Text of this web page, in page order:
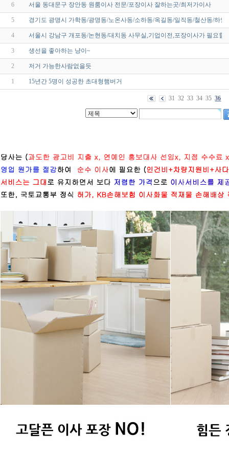
6 서울 동대문구 장안동 원룸이사 전문/포장이사 잘하는곳/최저가이사
5 경기도 광명시 가학동/광명동/노온사동/소하동/옥길동/일직동/철산동/하
4 서울시 강남구 개포동/논현동/대치동 사무실,기업이전,포장이사가 필요할
3 생선을 좋아하는 냥이~
2 저거 가능한사람없을듯
1 15년간 5명이 성공한 초대형햄버거
31 32 33 34 35 36